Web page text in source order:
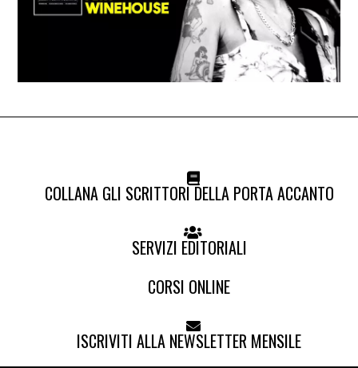
COLLANA GLI SCRITTORI DELLA PORTA ACCANTO
SERVIZI EDITORIALI
CORSI ONLINE
ISCRIVITI ALLA NEWSLETTER MENSILE